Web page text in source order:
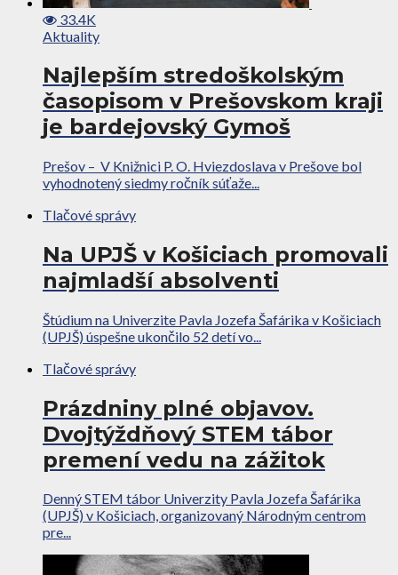
33.4K
Aktuality
Najlepším stredoškolským
časopisom v Prešovskom kraji
je bardejovský Gymoš
Prešov – V Knižnici P. O. Hviezdoslava v Prešove bol
vyhodnotený siedmy ročník súťaže...
Tlačové správy
Na UPJŠ v Košiciach promovali
najmladší absolventi
Štúdium na Univerzite Pavla Jozefa Šafárika v Košiciach
(UPJŠ) úspešne ukončilo 52 detí vo...
Tlačové správy
Prázdniny plné objavov.
Dvojtýždňový STEM tábor
premení vedu na zážitok
Denný STEM tábor Univerzity Pavla Jozefa Šafárika
(UPJŠ) v Košiciach, organizovaný Národným centrom
pre...